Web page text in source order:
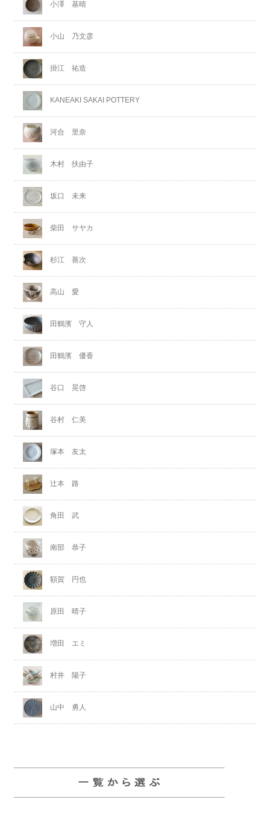
小澤 基晴
小山 乃文彦
掛江 祐造
KANEAKI SAKAI POTTERY
河合 里奈
木村 扶由子
坂口 未来
柴田 サヤカ
杉江 善次
高山 愛
田鶴濱 守人
田鶴濱 優香
谷口 晃啓
谷村 仁美
塚本 友太
辻本 路
角田 武
南部 恭子
額賀 円也
原田 晴子
増田 エミ
村井 陽子
山中 勇人